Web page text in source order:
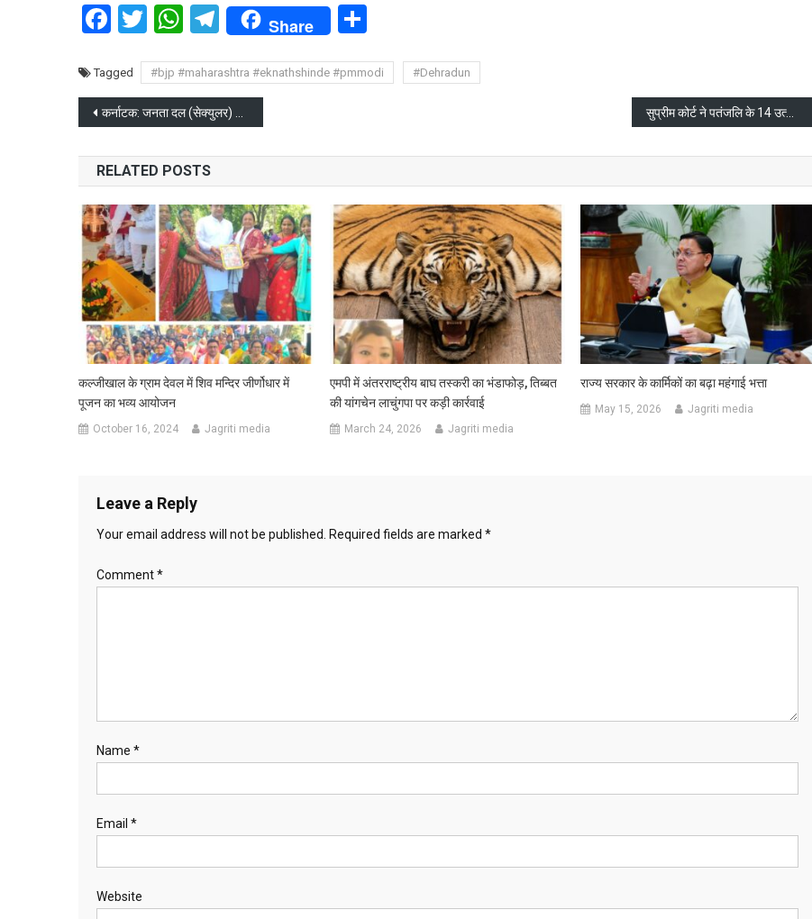
Facebook
Twitter
WhatsApp
Telegram
Share
Tagged #bjp #maharashtra #eknathshinde #pmmodi #Dehradun
Post
navigation
कर्नाटक: जनता दल (सेक्युलर) को सेक्स स्कैंडल मामले में झटका जांच एसआईटी के पास सुप्रीम कोर्ट ने पतंजलि के 14 उत्पादों के लाइसेंस तत्काल प्रभाव से निलंबित कर दिए
RELATED POSTS
कल्जीखाल के ग्राम देवल में शिव मन्दिर जीर्णोधार में
पूजन का भव्य आयोजन
October 16, 2024 Jagriti media
एमपी में अंतरराष्ट्रीय बाघ तस्करी का भंडाफोड़, तिब्बत
की यांगचेन लाचुंगपा पर कड़ी कार्रवाई
March 24, 2026 Jagriti media
राज्य सरकार के कार्मिकों का बढ़ा महंगाई भत्ता
May 15, 2026 Jagriti media
Leave a Reply
Your email address will not be published. Required fields are marked *
Comment*
Name *
Email *
Website